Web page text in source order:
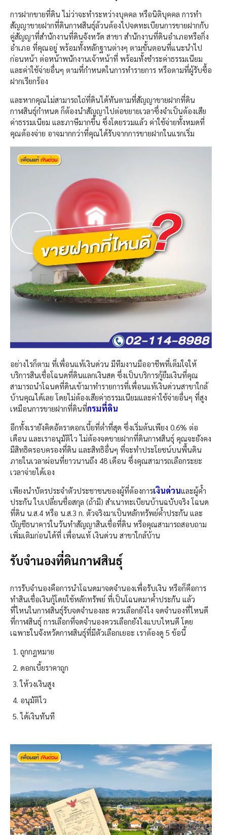
การฝากขายที่ดิน ไม่ว่าจะทำระหว่างบุคคล หรือนิติบุคคล การทำ
สัญญาขายฝากที่ดินกาฬสินธุ์ล้วนต้องไปจดทะเบียนการขายฝากกับ
คู่สัญญาที่สำนักงานที่ดินจังหวัด สาขา สำนักงานที่ดินอำเภอหรือกิ่ง
อำเภอ ที่คุณอยู่ พร้อมทั้งหลักฐานต่างๆ ตามขั้นตอนที่แนะนำไป
ก่อนหน้า ต่อหน้าพนักงานเจ้าหน้าที่ พร้อมทั้งชำระค่าธรรมเนียม
และค่าใช้จ่ายอื่นๆ ตามที่กำหนดในการทำรายการ หรือตามที่ผู้รับซื้อ
ฝากเรียกร้อง
และหากคุณไม่สามารถไถ่ที่ดินได้ทันตามที่สัญญาขายฝากที่ดิน
กาฬสินธุ์กำหนด ก็ต้องนำสัญญาไปต่อขยายเวลาซึ่งจำเป็นต้องเสีย
ค่าธรรมเนียม และภาษีมากขึ้น ซึ่งโดยรวมแล้ว ค่าใช้จ่ายทั้งหมดที่
คุณต้องจ่าย อาจมากกว่าที่คุณได้รับจากการขายฝากในแรกเริ่ม
อย่างไรก็ตาม ที่เพื่อนแท้เงินด่วน มีทีมงานมืออาชีพที่เต็มใจให้
บริการสินเชื่อโฉนดที่ดินแลกเงินสด ซึ่งเป็นบริการกู้ยืมเงินที่คุณ
สามารถนำโฉนดที่ดินเข้ามาทำรายการที่เพื่อนแท้เงินด่วนสาขาใกล้
บ้านคุณได้เลย โดยไม่ต้องเสียค่าธรรมเนียมและค่าใช้จ่ายอื่นๆ ที่สูง
เหมือนการขายฝากที่ดินที่กรมที่ดิน
อีกทั้งเรายังคิดอัตราดอกเบี้ยที่ต่ำที่สุด ซึ่งเริ่มต้นเพียง 0.6% ต่อ
เดือน และเราอนุมัติไว ไม่ต้องจดขายฝากที่ดินกาฬสินธุ์ คุณจะยังคง
มีสิทธิครอบครองที่ดิน และสิทธิอื่นๆ ที่จะทำประโยชน์บนพื้นดิน
ภายในเวลาผ่อนที่ยาวนานถึง 48 เดือน ซึ่งคุณสามารถเลือกระยะ
เวลาจ่ายได้เอง
เพียงนำบัตรประจำตัวประชาชนของผู้ที่ต้องการเงินด่วนและผู้ค้ำ
ประกัน ใบเปลี่ยนชื่อสกุล (ถ้ามี) สำเนาทะเบียนบ้านฉบับจริง โฉนด
ที่ดิน น.ส.4 หรือ น.ส.3 ก. ตัวจริงมาเป็นหลักทรัพย์ค้ำประกัน และ
บัญชีธนาคารในวันทำสัญญาสินเชื่อที่ดิน หรือคุณสามารถสอบถาม
เพิ่มเติมก่อนได้ที่ เพื่อนแท้ เงินด่วน สาขาใกล้บ้าน
รับจำนองที่ดินกาฬสินธุ์
การรับจำนองคือการนำโฉนดมาจดจำนองเพื่อรับเงิน หรือก็คือการ
ทำสินเชื่อเงินกู้โดยใช้หลักทรัพย์ ที่เป็นโฉนดมาค้ำประกัน แล้ว
ที่ไหนในกาฬสินธุ์รับจดจำนองละ ควรเลือกยังไง จดจำนองที่ไหนดี
ที่กาฬสินธุ์ การเลือกที่จดจำนองควรเลือกยังไงแบบไหนดี โดย
เฉพาะในจังหวัดกาฬสินธุ์ที่มีตัวเลือกเยอะ เราต้องดู 5 ข้อนี้
ถูกกฎหมาย
ดอกเบี้ยราคาถูก
ให้วงเงินสูง
อนุมัติไว
ได้เงินทันที